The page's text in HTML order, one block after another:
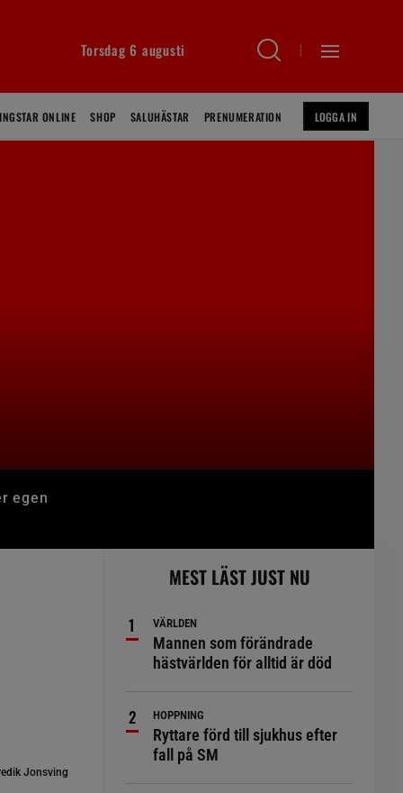
Torsdag 6 augusti
ONLINE SHOP SALUHÄSTAR PRENUMERATION LOGGA IN
egen
Jonsving
MEST LÄST JUST NU
VÄRLDEN
Mannen som förändrade
hästvärlden för alltid är död
HOPPNING
Ryttare förd till sjukhus efter
fall på SM